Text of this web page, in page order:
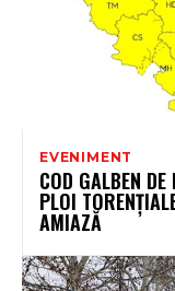
EVENIMENT
COD GALBEN
PLOI
AMIAZĂ